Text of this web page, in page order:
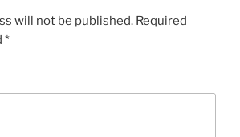
will not be published. Required
*